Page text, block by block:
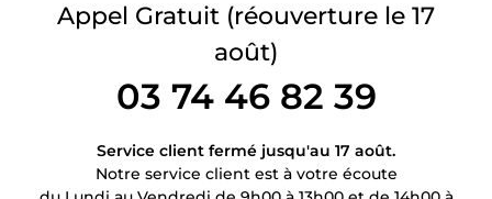
Appel Gratuit (réouverture le 17
août)
03 74 46 82 39
Service client fermé jusqu'au 17 août.
Notre service client est à votre écoute